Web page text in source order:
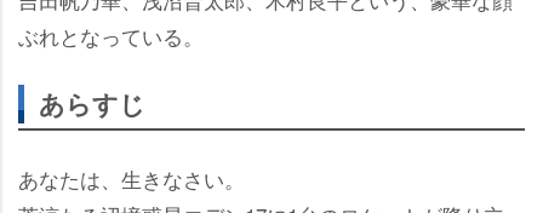
ぶれとなっている。
あらすじ
あなたは、生きなさい。